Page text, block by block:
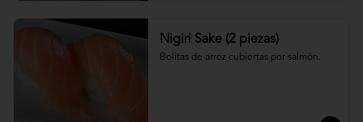
Nigiri Sake (2 piezas)
Bolitas de arroz cubiertas por salmón.